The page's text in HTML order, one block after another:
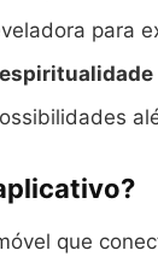
para
espiritualidade
que